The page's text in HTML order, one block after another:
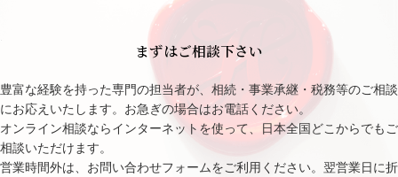
まずはご相談下さい
豊富な経験を持った専門の担当者が、相続・事業承継・税務等のご相談
にお応えいたします。お急ぎの場合はお電話ください。
オンライン相談ならインターネットを使って、日本全国どこからでもご
相談いただけます。
営業時間外は、お問い合わせフォームをご利用ください。翌営業日に折